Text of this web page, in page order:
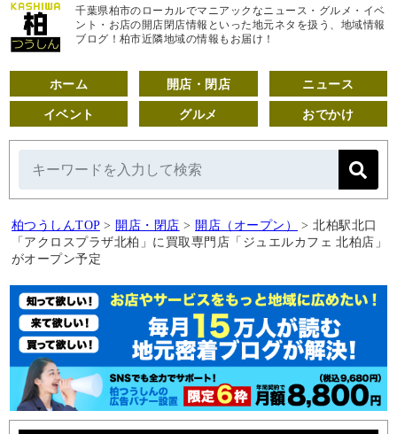
千葉県柏市のローカルでマニアックなニュース・グルメ・イベ
ント・お店の開店閉店情報といった地元ネタを扱う、地域情報
ブログ！柏市近隣地域の情報もお届け！
ホーム 開店・閉店 ニュース
イベント グルメ おでかけ
柏つうしんTOP > 開店・閉店 > 開店（オープン） > 北柏駅北口
「アクロスプラザ北柏」に買取専門店「ジュエルカフェ 北柏店」
がオープン予定